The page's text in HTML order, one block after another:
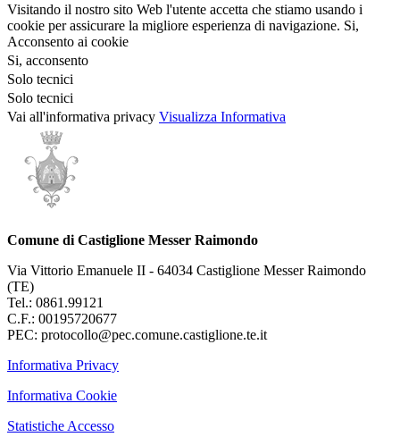
Visitando il nostro sito Web l'utente accetta che stiamo usando i
cookie per assicurare la migliore esperienza di navigazione. Si,
Acconsento ai cookie
Si, acconsento
Solo tecnici
Solo tecnici
Vai all'informativa privacy Visualizza Informativa
Comune di Castiglione Messer Raimondo
Via Vittorio Emanuele II - 64034 Castiglione Messer Raimondo
(TE)
Tel.: 0861.99121
C.F.: 00195720677
PEC: protocollo@pec.comune.castiglione.te.it
Informativa Privacy
Informativa Cookie
Statistiche Accesso